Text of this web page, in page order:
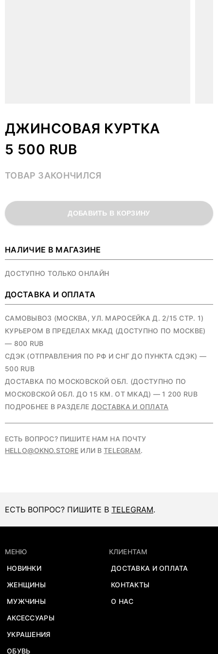
ДЖИНСОВАЯ КУРТКА
5 500 RUB
ТОВАР ЗАКОНЧИЛСЯ
ДОБАВИТЬ В КОРЗИНУ
НАЛИЧИЕ В МАГАЗИНЕ
ДОСТУПНО ТОЛЬКО ОНЛАЙН
ДОСТАВКА И ОПЛАТА
САМОВЫВОЗ (МОСКВА, УЛ. МАРОСЕЙКА Д. 2/15 СТР. 1)
КУРЬЕРОМ В ПРЕДЕЛАХ МКАД (ДОСТУПНО ПО МОСКВЕ)
— 800 RUB
СДЭК (ОТПРАВЛЕНИЯ ПО РФ И СНГ ДО ПУНКТА СДЭК) —
500 RUB
ДОСТАВКА ПО МОСКОВСКОЙ ОБЛ. (ДОСТУПНО ПО
МОСКОВСКОЙ ОБЛ. ДО 15 КМ. ОТ МКАД) — 1 200 RUB
ПОДРОБНЕЕ В РАЗДЕЛЕ ДОСТАВКА И ОПЛАТА
ЕСТЬ ВОПРОС? ПИШИТЕ НАМ НА ПОЧТУ
HELLO@OKNO.STORE ИЛИ ВTELEGRAM.
ЕСТЬ ВОПРОС? ПИШИТЕ В TELEGRAM.
МЕНЮ
НОВИНКИ
ЖЕНЩИНЫ
МУЖЧИНЫ
АКСЕССУАРЫ
УКРАШЕНИЯ
ОБУВЬ
КЛИЕНТАМ
ДОСТАВКА И ОПЛАТА
КОНТАКТЫ
О НАС